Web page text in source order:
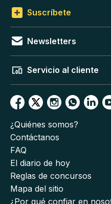
Suscríbete
Newsletters
Servicio al cliente
¿Quiénes somos?
Contáctanos
FAQ
El diario de hoy
Reglas de concursos
Mapa del sitio
¿Por qué confiar en